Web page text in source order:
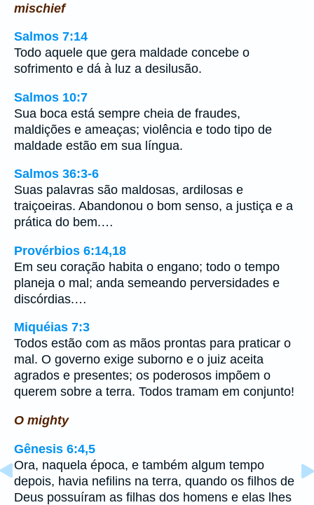
mischief
Salmos 7:14
Todo aquele que gera maldade concebe o
sofrimento e dá à luz a desilusão.
Salmos 10:7
Sua boca está sempre cheia de fraudes,
maldições e ameaças; violência e todo tipo de
maldade estão em sua língua.
Salmos 36:3-6
Suas palavras são maldosas, ardilosas e
traiçoeiras. Abandonou o bom senso, a justiça e a
prática do bem.…
Provérbios 6:14,18
Em seu coração habita o engano; todo o tempo
planeja o mal; anda semeando perversidades e
discórdias.…
Miquéias 7:3
Todos estão com as mãos prontas para praticar o
mal. O governo exige suborno e o juiz aceita
agrados e presentes; os poderosos impõem o
querem sobre a terra. Todos tramam em conjunto!
O mighty
Gênesis 6:4,5
Ora, naquela época, e também algum tempo
depois, havia nefilins na terra, quando os filhos de
Deus possuíram as filhas dos homens e elas lhes